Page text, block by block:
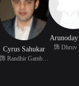
Cyrus Sahukar 饰 Dhruv